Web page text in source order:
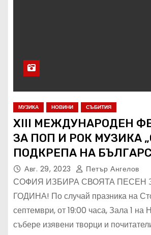
МУЗИКА НОВИНИ СЪБИТИЯ
ХIII МЕЖДУНАРОДЕН ФЕСТИВАЛ
ЗА ПОП И РОК МУЗИКА
ПОДКРЕПА НА
МУЗИКА И
ЗНАЧИМИ КАУЗИ
Авг. 29, 2023 Петър Ангелов
СОФИЯ ИЗБИРА СВОЯТА ПЕСЕН
ГОДИНА! По случай празника на
септември, от 19:00 часа, Зала 1
събере изявени творци и